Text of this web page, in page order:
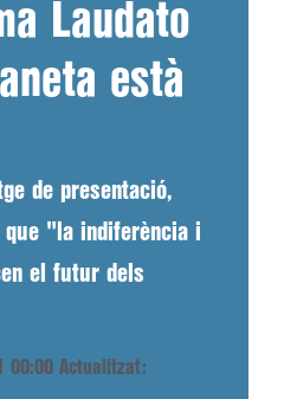
Laudato
està
de presentació,
que "la indiferència i
el futur dels
00:00 Actualitzat: